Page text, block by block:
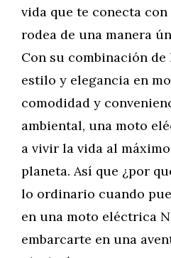
vida que te conecta
rodea de una manera
Con su combinación
estilo y elegancia en
comodidad y
ambiental, una moto
a vivir la vida al
planeta. Así que ¿por
lo ordinario cuando
en una moto eléctrica
embarcarte en una